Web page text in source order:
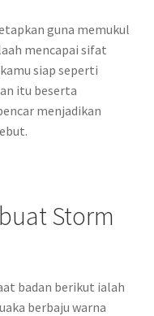
guna memukul
mencapai sifat
siap seperti
itu beserta
menjadikan
Storm
badan berikut ialah
berbaju warna